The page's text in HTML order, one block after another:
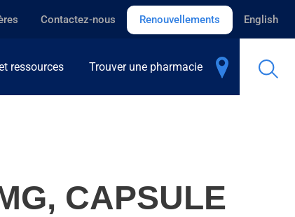
Contactez-nous Renouvellements English
ressources Trouver une pharmacie
CAPSULE